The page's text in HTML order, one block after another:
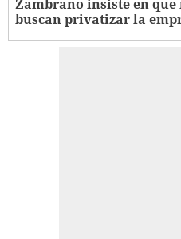
Zambrano insiste en que
buscan privatizar la